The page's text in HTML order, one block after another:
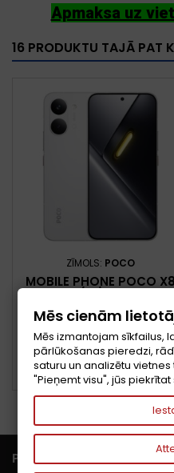
Apmaksa uz
16 PRODUKTU TAJĀ PAT
ZĪMOLS: POCO
MOBILE PHONE POCO X8
MZB0NB9EU POCO
Cena
534,69 €
 Pievienot grozam
PIEEJAMS
PRECES
Mēs cienām
Mēs izmantojam sīkfailus,
pārlūkošanas pieredzi,
saturu un analizētu
"Pieņemt visu", jūs